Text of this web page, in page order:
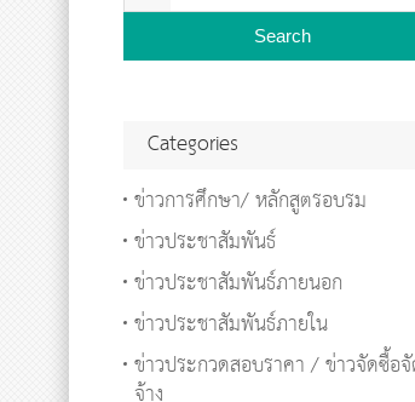
Search
Categories
ข่าวการศึกษา/ หลักสูตรอบรม
ข่าวประชาสัมพันธ์
ข่าวประชาสัมพันธ์ภายนอก
ข่าวประชาสัมพันธ์ภายใน
ข่าวประกวดสอบราคา / ข่าวจัดซื้อ